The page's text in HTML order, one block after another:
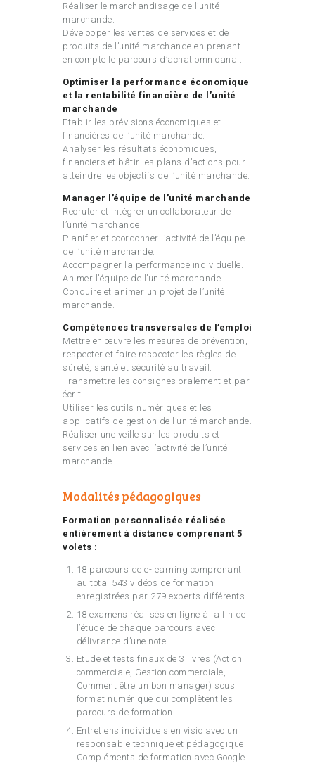
Réaliser le marchandisage de l’unité
marchande.
Développer les ventes de services et de
produits de l’unité marchande en prenant
en compte le parcours d’achat omnicanal.
Optimiser la performance économique
et la rentabilité financière de l’unité
marchande
Etablir les prévisions économiques et
financières de l’unité marchande.
Analyser les résultats économiques,
financiers et bâtir les plans d’actions pour
atteindre les objectifs de l’unité marchande.
Manager l’équipe de l’unité marchande
Recruter et intégrer un collaborateur de
l’unité marchande.
Planifier et coordonner l’activité de l’équipe
de l’unité marchande.
Accompagner la performance individuelle.
Animer l’équipe de l’unité marchande.
Conduire et animer un projet de l’unité
marchande.
Compétences transversales de l’emploi
Mettre en œuvre les mesures de prévention,
respecter et faire respecter les règles de
sûreté, santé et sécurité au travail.
Transmettre les consignes oralement et par
écrit.
Utiliser les outils numériques et les
applicatifs de gestion de l’unité marchande.
Réaliser une veille sur les produits et
services en lien avec l’activité de l’unité
marchande
Modalités pédagogiques
Formation personnalisée réalisée
entièrement à distance comprenant 5
volets :
18 parcours de e-learning comprenant
au total 543 vidéos de formation
enregistrées par 279 experts différents.
18 examens réalisés en ligne à la fin de
l’étude de chaque parcours avec
délivrance d’une note.
Etude et tests finaux de 3 livres (Action
commerciale, Gestion commerciale,
Comment être un bon manager) sous
format numérique qui complètent les
parcours de formation.
Entretiens individuels en visio avec un
responsable technique et pédagogique.
Compléments de formation avec Google